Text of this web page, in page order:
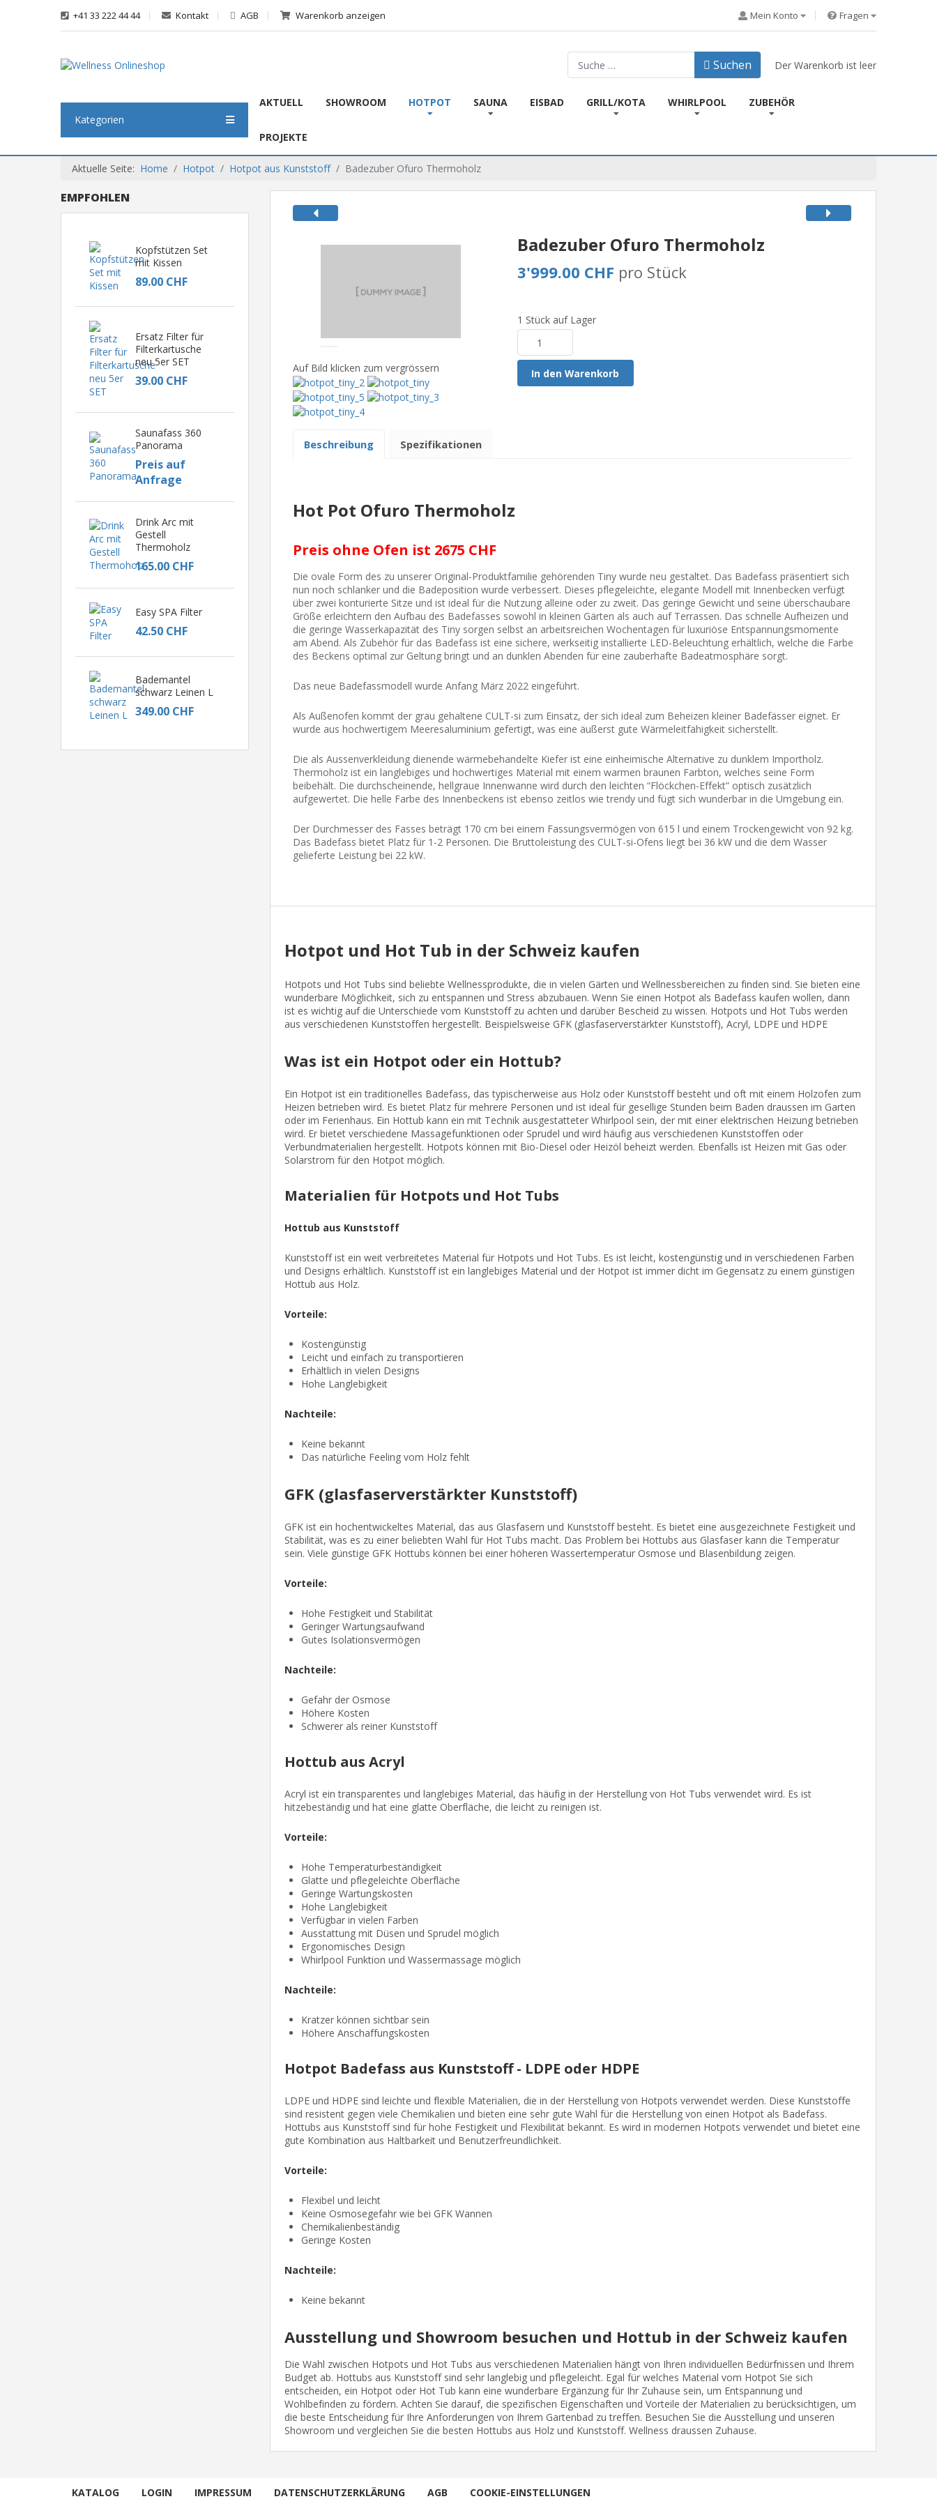
+41 33 222 44 44 Kontakt AGB Warenkorb anzeigen Mein Konto Fragen
Suchen Suchen Der Warenkorb ist leer
Kategorien
AKTUELL SHOWROOM HOTPOT SAUNA EISBAD GRILL/KOTA WHIRLPOOL ZUBEHÖR
PROJEKTE
Aktuelle Seite: Home Hotpot Hotpot aus Kunststoff Badezuber Ofuro Thermoholz
EMPFOHLEN
Kopfstützen Set
mit Kissen
89.00 CHF
Ersatz Filter für
Filterkartusche
neu 5er SET
39.00 CHF
Saunafass 360
Panorama
Preis auf
Anfrage
Drink Arc mit
Gestell
Thermoholz
165.00 CHF
Easy SPA Filter
42.50 CHF
Bademantel
schwarz Leinen L
349.00 CHF
Auf Bild klicken zum vergrössern
Badezuber Ofuro Thermoholz
3'999.00 CHF pro Stück
1 Stück auf Lager
In den Warenkorb
Beschreibung Spezifikationen
Hot Pot Ofuro Thermoholz
Preis ohne Ofen ist 2675 CHF
Die ovale Form des zu unserer Original-Produktfamilie gehörenden Tiny wurde neu gestaltet. Das Badefass präsentiert sich
nun noch schlanker und die Badeposition wurde verbessert. Dieses pflegeleichte, elegante Modell mit Innenbecken verfügt
über zwei konturierte Sitze und ist ideal für die Nutzung alleine oder zu zweit. Das geringe Gewicht und seine überschaubare
Größe erleichtern den Aufbau des Badefasses sowohl in kleinen Gärten als auch auf Terrassen. Das schnelle Aufheizen und
die geringe Wasserkapazität des Tiny sorgen selbst an arbeitsreichen Wochentagen für luxuriöse Entspannungsmomente
am Abend. Als Zubehör für das Badefass ist eine sichere, werkseitig installierte LED-Beleuchtung erhältlich, welche die Farbe
des Beckens optimal zur Geltung bringt und an dunklen Abenden für eine zauberhafte Badeatmosphäre sorgt.
Das neue Badefassmodell wurde Anfang März 2022 eingeführt.
Als Außenofen kommt der grau gehaltene CULT-si zum Einsatz, der sich ideal zum Beheizen kleiner Badefässer eignet. Er
wurde aus hochwertigem Meeresaluminium gefertigt, was eine äußerst gute Wärmeleitfähigkeit sicherstellt.
Die als Aussenverkleidung dienende wärmebehandelte Kiefer ist eine einheimische Alternative zu dunklem Importholz.
Thermoholz ist ein langlebiges und hochwertiges Material mit einem warmen braunen Farbton, welches seine Form
beibehält. Die durchscheinende, hellgraue Innenwanne wird durch den leichten “Flöckchen-Effekt” optisch zusätzlich
aufgewertet. Die helle Farbe des Innenbeckens ist ebenso zeitlos wie trendy und fügt sich wunderbar in die Umgebung ein.
Der Durchmesser des Fasses beträgt 170 cm bei einem Fassungsvermögen von 615 l und einem Trockengewicht von 92 kg.
Das Badefass bietet Platz für 1-2 Personen. Die Bruttoleistung des CULT-si-Ofens liegt bei 36 kW und die dem Wasser
gelieferte Leistung bei 22 kW.
Hotpot und Hot Tub in der Schweiz kaufen
Hotpots und Hot Tubs sind beliebte Wellnessprodukte, die in vielen Gärten und Wellnessbereichen zu finden sind. Sie bieten eine
wunderbare Möglichkeit, sich zu entspannen und Stress abzubauen. Wenn Sie einen Hotpot als Badefass kaufen wollen, dann
ist es wichtig auf die Unterschiede vom Kunststoff zu achten und darüber Bescheid zu wissen. Hotpots und Hot Tubs werden
aus verschiedenen Kunststoffen hergestellt. Beispielsweise GFK (glasfaserverstärkter Kunststoff), Acryl, LDPE und HDPE
Was ist ein Hotpot oder ein Hottub?
Ein Hotpot ist ein traditionelles Badefass, das typischerweise aus Holz oder Kunststoff besteht und oft mit einem Holzofen zum
Heizen betrieben wird. Es bietet Platz für mehrere Personen und ist ideal für gesellige Stunden beim Baden draussen im Garten
oder im Ferienhaus. Ein Hottub kann ein mit Technik ausgestatteter Whirlpool sein, der mit einer elektrischen Heizung betrieben
wird. Er bietet verschiedene Massagefunktionen oder Sprudel und wird häufig aus verschiedenen Kunststoffen oder
Verbundmaterialien hergestellt. Hotpots können mit Bio-Diesel oder Heizöl beheizt werden. Ebenfalls ist Heizen mit Gas oder
Solarstrom für den Hotpot möglich.
Materialien für Hotpots und Hot Tubs
Hottub aus Kunststoff
Kunststoff ist ein weit verbreitetes Material für Hotpots und Hot Tubs. Es ist leicht, kostengünstig und in verschiedenen Farben
und Designs erhältlich. Kunststoff ist ein langlebiges Material und der Hotpot ist immer dicht im Gegensatz zu einem günstigen
Hottub aus Holz.
Vorteile:
Kostengünstig
Leicht und einfach zu transportieren
Erhältlich in vielen Designs
Hohe Langlebigkeit
Nachteile:
Keine bekannt
Das natürliche Feeling vom Holz fehlt
GFK (glasfaserverstärkter Kunststoff)
GFK ist ein hochentwickeltes Material, das aus Glasfasern und Kunststoff besteht. Es bietet eine ausgezeichnete Festigkeit und
Stabilität, was es zu einer beliebten Wahl für Hot Tubs macht. Das Problem bei Hottubs aus Glasfaser kann die Temperatur
sein. Viele günstige GFK Hottubs können bei einer höheren Wassertemperatur Osmose und Blasenbildung zeigen.
Vorteile:
Hohe Festigkeit und Stabilität
Geringer Wartungsaufwand
Gutes Isolationsvermögen
Nachteile:
Gefahr der Osmose
Höhere Kosten
Schwerer als reiner Kunststoff
Hottub aus Acryl
Acryl ist ein transparentes und langlebiges Material, das häufig in der Herstellung von Hot Tubs verwendet wird. Es ist
hitzebeständig und hat eine glatte Oberfläche, die leicht zu reinigen ist.
Vorteile:
Hohe Temperaturbeständigkeit
Glatte und pflegeleichte Oberfläche
Geringe Wartungskosten
Hohe Langlebigkeit
Verfügbar in vielen Farben
Ausstattung mit Düsen und Sprudel möglich
Ergonomisches Design
Whirlpool Funktion und Wassermassage möglich
Nachteile:
Kratzer können sichtbar sein
Höhere Anschaffungskosten
Hotpot Badefass aus Kunststoff - LDPE oder HDPE
LDPE und HDPE sind leichte und flexible Materialien, die in der Herstellung von Hotpots verwendet werden. Diese Kunststoffe
sind resistent gegen viele Chemikalien und bieten eine sehr gute Wahl für die Herstellung von einen Hotpot als Badefass.
Hottubs aus Kunststoff sind für hohe Festigkeit und Flexibilität bekannt. Es wird in modernen Hotpots verwendet und bietet eine
gute Kombination aus Haltbarkeit und Benutzerfreundlichkeit.
Vorteile:
Flexibel und leicht
Keine Osmosegefahr wie bei GFK Wannen
Chemikalienbeständig
Geringe Kosten
Nachteile:
Keine bekannt
Ausstellung und Showroom besuchen und Hottub in der Schweiz kaufen
Die Wahl zwischen Hotpots und Hot Tubs aus verschiedenen Materialien hängt von Ihren individuellen Bedürfnissen und Ihrem
Budget ab. Hottubs aus Kunststoff sind sehr langlebig und pflegeleicht. Egal für welches Material vom Hotpot Sie sich
entscheiden, ein Hotpot oder Hot Tub kann eine wunderbare Ergänzung für Ihr Zuhause sein, um Entspannung und
Wohlbefinden zu fördern. Achten Sie darauf, die spezifischen Eigenschaften und Vorteile der Materialien zu berücksichtigen, um
die beste Entscheidung für Ihre Anforderungen von Ihrem Gartenbad zu treffen. Besuchen Sie die Ausstellung und unseren
Showroom und vergleichen Sie die besten Hottubs aus Holz und Kunststoff. Wellness draussen Zuhause.
KATALOG LOGIN IMPRESSUM DATENSCHUTZERKLÄRUNG AGB COOKIE-EINSTELLUNGEN